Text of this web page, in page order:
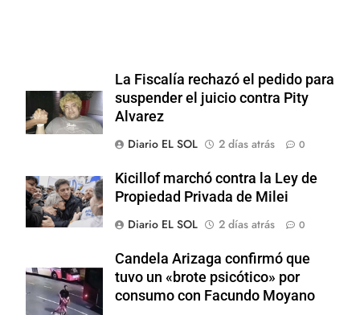
La Fiscalía rechazó el pedido para
suspender el juicio contra Pity
Alvarez
Diario EL SOL
2 días atrás 0
Kicillof marchó contra la Ley de
Propiedad Privada de Milei
Diario EL SOL
2 días atrás 0
Candela Arizaga confirmó que
tuvo un «brote psicótico» por
consumo con Facundo Moyano